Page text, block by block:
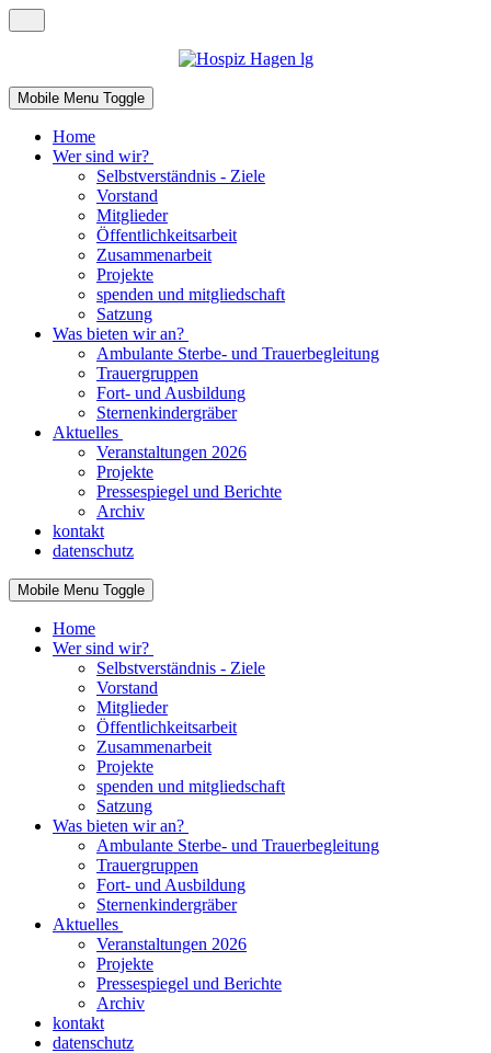
Mobile Menu Toggle
Home
Wer sind wir?
Selbstverständnis - Ziele
Vorstand
Mitglieder
Öffentlichkeitsarbeit
Zusammenarbeit
Projekte
spenden und mitgliedschaft
Satzung
Was bieten wir an?
Ambulante Sterbe- und Trauerbegleitung
Trauergruppen
Fort- und Ausbildung
Sternenkindergräber
Aktuelles
Veranstaltungen 2026
Projekte
Pressespiegel und Berichte
Archiv
kontakt
datenschutz
Mobile Menu Toggle
Home
Wer sind wir?
Selbstverständnis - Ziele
Vorstand
Mitglieder
Öffentlichkeitsarbeit
Zusammenarbeit
Projekte
spenden und mitgliedschaft
Satzung
Was bieten wir an?
Ambulante Sterbe- und Trauerbegleitung
Trauergruppen
Fort- und Ausbildung
Sternenkindergräber
Aktuelles
Veranstaltungen 2026
Projekte
Pressespiegel und Berichte
Archiv
kontakt
datenschutz